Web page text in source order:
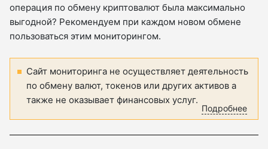
операция по обмену криптовалют была максимально
выгодной? Рекомендуем при каждом новом обмене
пользоваться этим мониторингом.
Сайт мониторинга не осуществляет деятельность
по обмену валют, токенов или других активов а
также не оказывает финансовых услуг.
Подробнее